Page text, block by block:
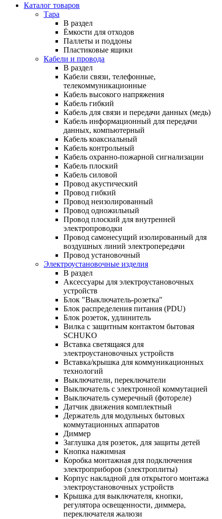
Каталог товаров
Тара
В раздел
Ёмкости для отходов
Паллеты и поддоны
Пластиковые ящики
Кабели и провода
В раздел
Кабели связи, телефонные,
телекоммуникационные
Кабель высокого напряжения
Кабель гибкий
Кабель для связи и передачи данных (медь)
Кабель информационный для передачи
данных, компьютерный
Кабель коаксиальный
Кабель контрольный
Кабель охранно-пожарной сигнализации
Кабель плоский
Кабель силовой
Провод акустический
Провод гибкий
Провод неизолированный
Провод одножильный
Провод плоский для внутренней
электропроводки
Провод самонесущий изолированный для
воздушных линий электропередачи
Провод установочный
Электроустановочные изделия
В раздел
Аксессуары для электроустановочных
устройств
Блок "Выключатель-розетка"
Блок распределения питания (PDU)
Блок розеток, удлинитель
Вилка с защитным контактом бытовая
SCHUKO
Вставка светящаяся для
электроустановочных устройств
Вставка/крышка для коммуникационных
технологий
Выключатели, переключатели
Выключатель с электронной коммутацией
Выключатель сумеречный (фотореле)
Датчик движения комплектный
Держатель для модульных бытовых
коммутационных аппаратов
Диммер
Заглушка для розеток, для защиты детей
Кнопка нажимная
Коробка монтажная для подключения
электроприборов (электроплиты)
Корпус накладной для открытого монтажа
электроустановочных устройств
Крышка для выключателя, кнопки,
регулятора освещенности, диммера,
переключателя жалюзи